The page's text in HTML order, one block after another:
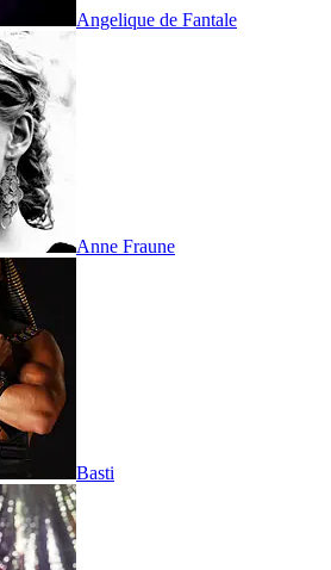
Angelique de Fantale
Anne Fraune
Basti